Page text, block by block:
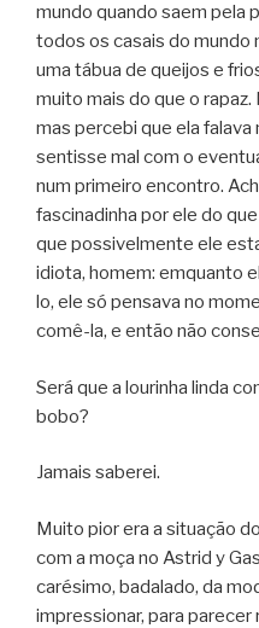
mundo quando saem pela
todos os casais do mundo
uma tábua de queijos e
muito mais do que o rapaz.
mas percebi que ela falava
sentisse mal com o
num primeiro encontro.
fascinadinha por ele do
que possivelmente ele
idiota, homem: emquanto
lo, ele só pensava no
comê-la, e então não
Será que a lourinha linda
bobo?
Jamais saberei.
Muito pior era a situação
com a moça no Astrid y
carésimo, badalado, da
impressionar, para parecer